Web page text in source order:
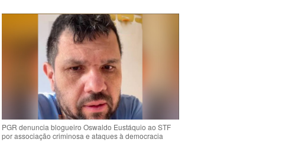
PGR denuncia blogueiro Oswaldo Eustáquio ao STF
por associação criminosa e ataques à democracia